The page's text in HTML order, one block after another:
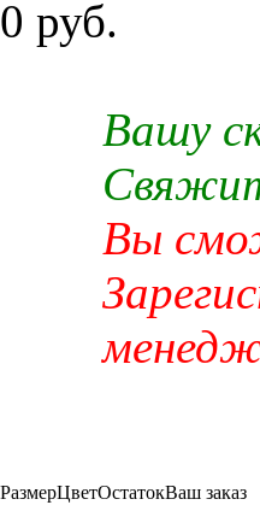
0 руб.
Вашу
Вы
РазмерЦветОстатокВаш заказ